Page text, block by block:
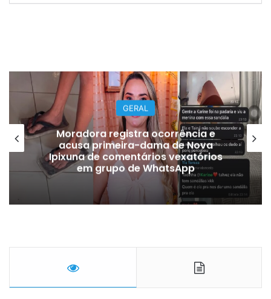
GERAL
Moradora registra ocorrência e
acusa primeira-dama de Nova
de comentários vexatórios
em grupo de WhatsApp